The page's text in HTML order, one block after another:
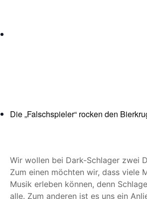
Die „Falschspieler“ rocken den
Wir wollen bei Dark-Schlager zwei
Zum einen möchten wir, dass viele
Musik erleben können, denn
alle. Zum anderen ist es uns ein